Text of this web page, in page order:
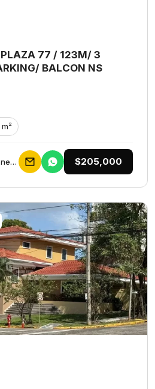
77 / 123M/ 3
BALCON NS
Galceb Group Bienes Raices $205,000